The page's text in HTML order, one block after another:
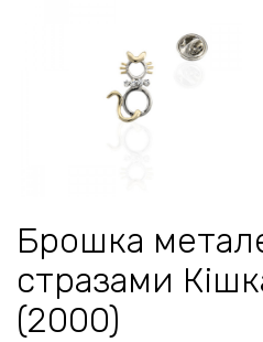
Брошка
стразами
(2000)